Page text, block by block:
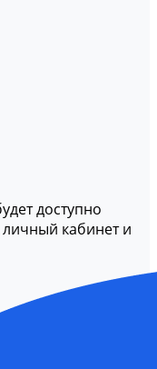
доступно
личный кабинет и